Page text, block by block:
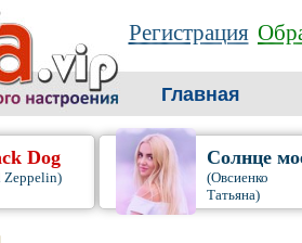
Регистрация
Главная
Dog
Zeppelin)
Солнце
(Овсиенко
Татьяна)